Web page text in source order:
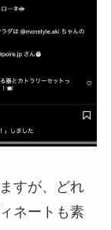
すが、どれ
ネートも素